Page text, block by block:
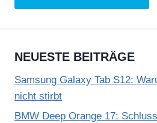
NEUESTE BEITRÄGE
Samsung Galaxy Tab S12:
nicht stirbt
BMW Deep Orange 17: